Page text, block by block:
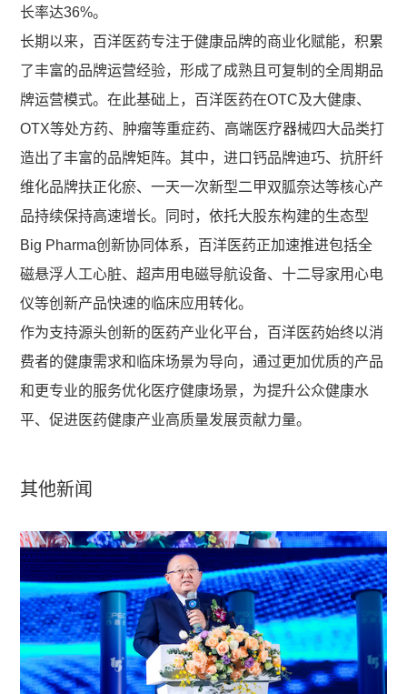
长率达36%。
长期以来，百洋医药专注于健康品牌的商业化赋能，积累
了丰富的品牌运营经验，形成了成熟且可复制的全周期品
牌运营模式。在此基础上，百洋医药在OTC及大健康、
OTX等处方药、肿瘤等重症药、高端医疗器械四大品类打
造出了丰富的品牌矩阵。其中，进口钙品牌迪巧、抗肝纤
维化品牌扶正化瘀、一天一次新型二甲双胍奈达等核心产
品持续保持高速增长。同时，依托大股东构建的生态型
Big Pharma创新协同体系，百洋医药正加速推进包括全
磁悬浮人工心脏、超声用电磁导航设备、十二导家用心电
仪等创新产品快速的临床应用转化。
作为支持源头创新的医药产业化平台，百洋医药始终以消
费者的健康需求和临床场景为导向，通过更加优质的产品
和更专业的服务优化医疗健康场景，为提升公众健康水
平、促进医药健康产业高质量发展贡献力量。
其他新闻